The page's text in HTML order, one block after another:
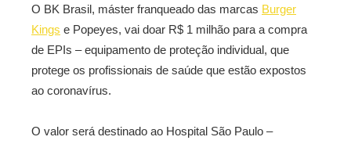
O BK Brasil, máster franqueado das marcas Burger
Kings e Popeyes, vai doar R$ 1 milhão para a compra
de EPIs – equipamento de proteção individual, que
protege os profissionais de saúde que estão expostos
ao coronavírus.
O valor será destinado ao Hospital São Paulo –